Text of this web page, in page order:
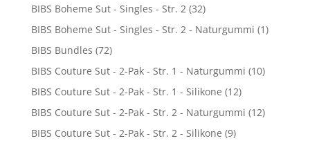
BIBS Boheme Sut - Singles - Str. 2 (32)
BIBS Boheme Sut - Singles - Str. 2 - Naturgummi (1)
BIBS Bundles (72)
BIBS Couture Sut - 2-Pak - Str. 1 - Naturgummi (10)
BIBS Couture Sut - 2-Pak - Str. 1 - Silikone (12)
BIBS Couture Sut - 2-Pak - Str. 2 - Naturgummi (12)
BIBS Couture Sut - 2-Pak - Str. 2 - Silikone (9)